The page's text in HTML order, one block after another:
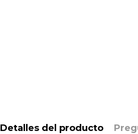
Detalles del producto